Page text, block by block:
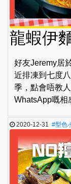
龍蝦伊
好友Jeremy居
近排凍到七度
季，點會唔教
WhatsApp嘅相
2020-12-31#型色‧